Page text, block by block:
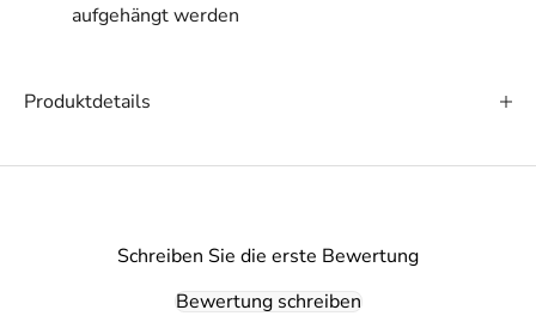
aufgehängt werden
Produktdetails
Schreiben Sie die erste Bewertung
Bewertung schreiben